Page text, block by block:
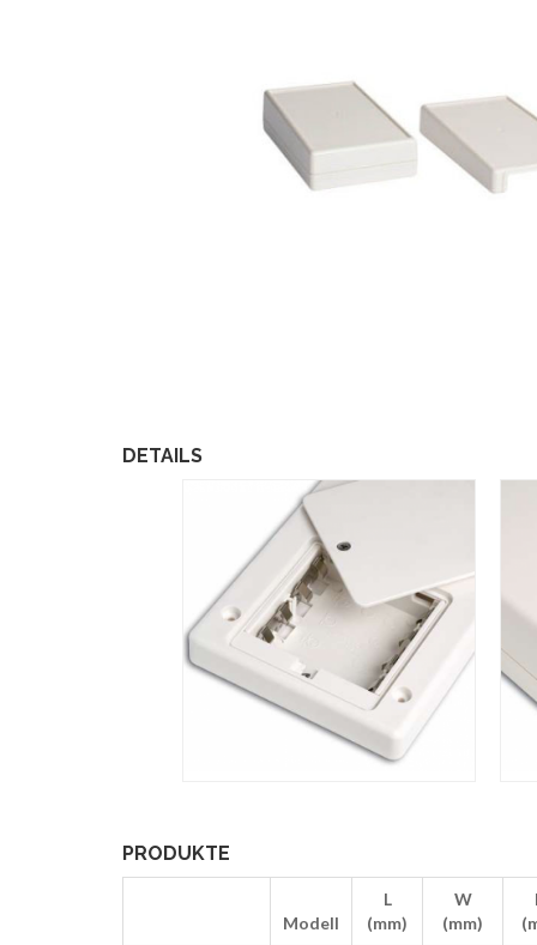
DETAILS
PRODUKTE
Modell
L
(mm)
W
(mm)